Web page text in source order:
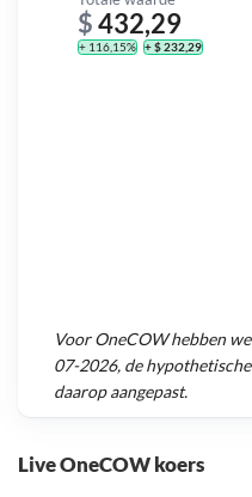
Live OneCOW koers
$432,29
+ 116,15% + $ 232,29
VoorOneCOWhebben
07-2026, de
daarop aangepast.